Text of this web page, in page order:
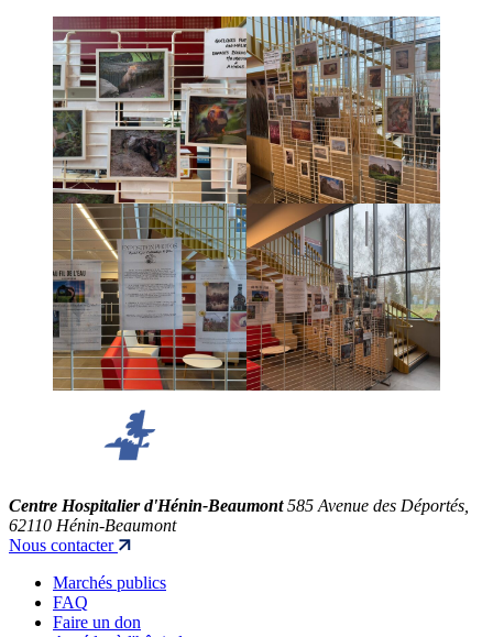
Centre Hospitalier d'Hénin-Beaumont 585 Avenue des Déportés,
62110 Hénin-Beaumont
Nous contacter
Marchés publics
FAQ
Faire un don